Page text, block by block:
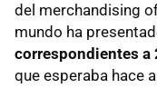
del merchandising
mundo ha
correspondientes a
que esperaba hace